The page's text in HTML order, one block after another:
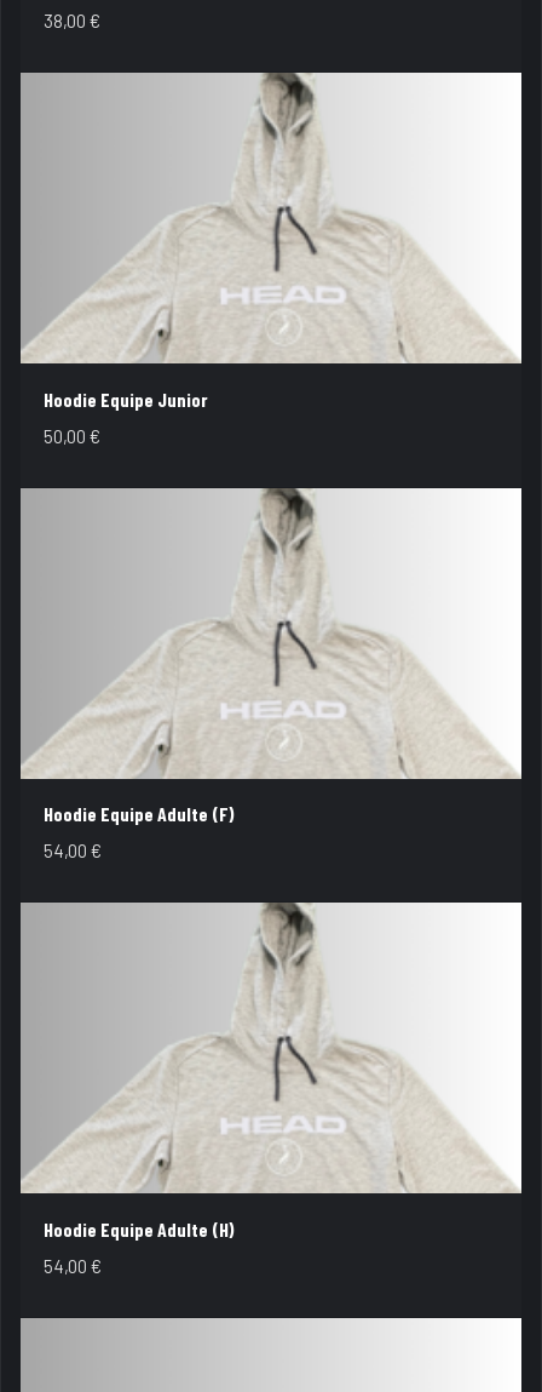
38,00€
Hoodie Equipe Junior
50,00€
Hoodie Equipe Adulte (F)
54,00€
Hoodie Equipe Adulte (H)
54,00€